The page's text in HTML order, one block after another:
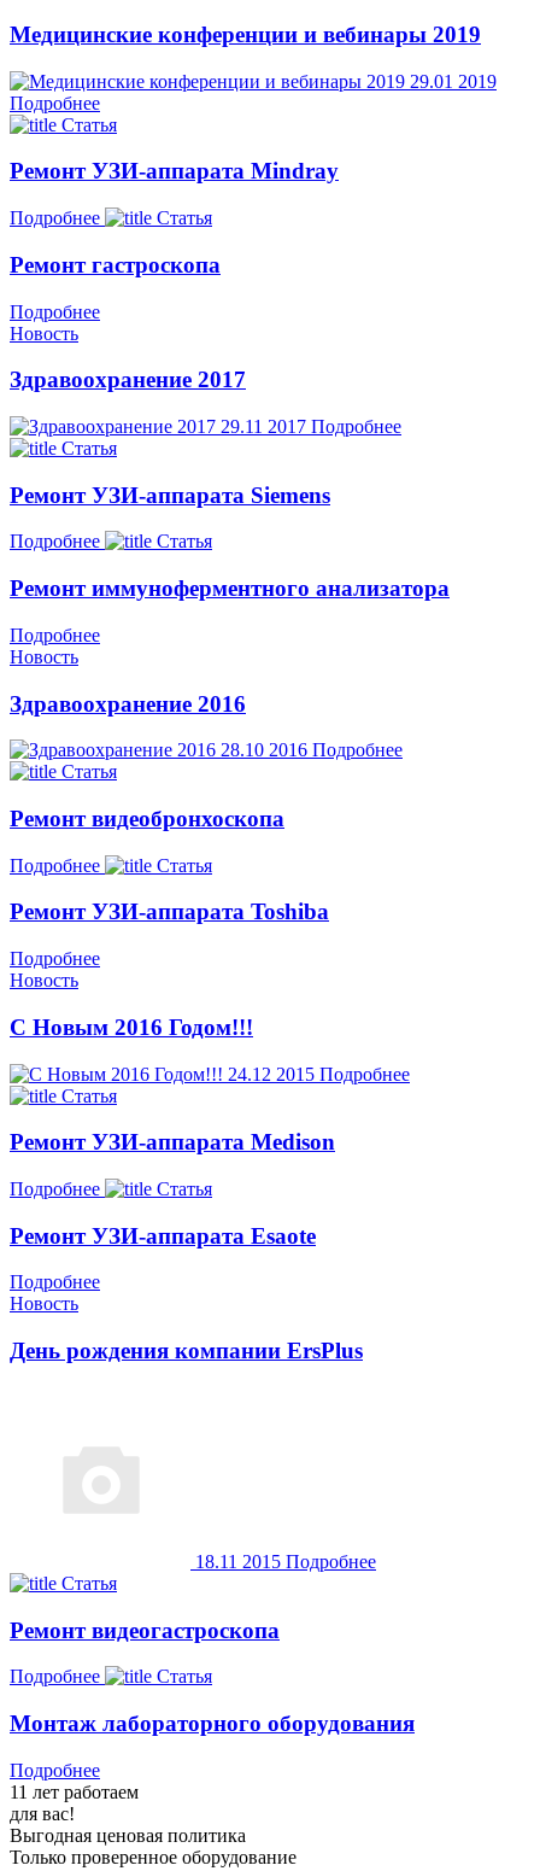
Медицинские конференции и вебинары 2019
29.01 2019
Подробнее
Статья
Ремонт УЗИ-аппарата Mindray
Подробнее Статья
Ремонт гастроскопа
Подробнее
Новость
Здравоохранение 2017
29.11 2017 Подробнее
Статья
Ремонт УЗИ-аппарата Siemens
Подробнее Статья
Ремонт иммуноферментного анализатора
Подробнее
Новость
Здравоохранение 2016
28.10 2016 Подробнее
Статья
Ремонт видеобронхоскопа
Подробнее Статья
Ремонт УЗИ-аппарата Toshiba
Подробнее
Новость
С Новым 2016 Годом!!!
24.12 2015 Подробнее
Статья
Ремонт УЗИ-аппарата Medison
Подробнее Статья
Ремонт УЗИ-аппарата Esaote
Подробнее
Новость
День рождения компании ErsPlus
18.11 2015 Подробнее
Статья
Ремонт видеогастроскопа
Подробнее Статья
Монтаж лабораторного оборудования
Подробнее
11 лет работаем
для вас!
Выгодная ценовая политика
Только проверенное оборудование